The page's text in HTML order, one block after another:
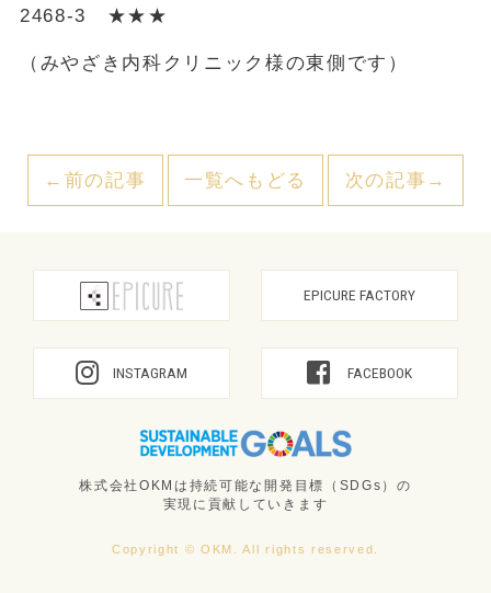
2468-3 ★★★
（みやざき内科クリニック様の東側です）
←前の記事 一覧へもどる 次の記事→
EPICURE FACTORY
INSTAGRAM FACEBOOK
株式会社OKMは持続可能な開発目標（SDGs）の
実現に貢献していきます
Copyright © OKM. All rights reserved.